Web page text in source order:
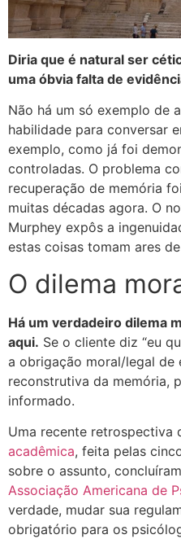
Diria que é natural ser
uma óbvia falta de
Não há um só exemplo de
habilidade para conversar
exemplo, como já foi
controladas. O problema
recuperação de memória
muitas décadas agora. O
Murphey expôs a
estas coisas tomam ares
O dilema
Há um verdadeiro dilema
aqui. Se o cliente diz “eu
a obrigação moral/legal de
reconstrutiva da memória,
informado.
Uma recente retrospectiva
acadêmica, feita pelas
sobre o assunto,
Associação Americana de
verdade, mudar sua
obrigatório para os